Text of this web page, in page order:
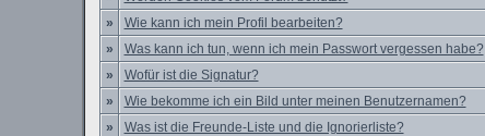
»
Wie kann ich mein Profil bearbeiten?
»
Was kann ich tun, wenn ich mein Passwort vergessen habe?
»
Wofür ist die Signatur?
»
Wie bekomme ich ein Bild unter meinen Benutzernamen?
»
Was ist die Freunde-Liste und die Ignorierliste?